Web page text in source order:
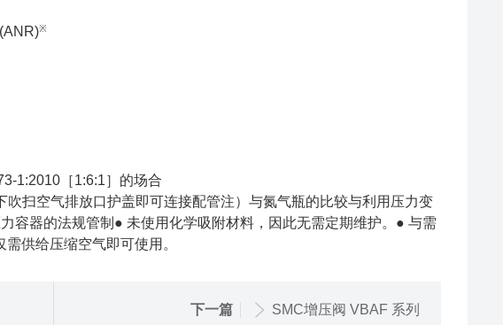
※
1:2010［1:6:1］的场合
扫空气排放口护盖即可连接配管注）与氮气瓶的比较与利用压力变
容器的法规管制● 未使用化学吸附材料，因此无需定期维护。● 与需
供给压缩空气即可使用。
下一篇 SMC增压阀 VBAF 系列